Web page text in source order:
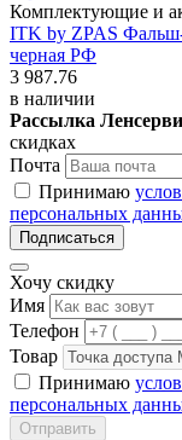
Комплектующие и
ITK by ZPAS
черная РФ
3 987.76
в наличии
Рассылка
скидках
Почта
Принимаю
персональных
Подписаться
Хочу скидку
Имя
Телефон
Товар
Принимаю
персональных
Отправить